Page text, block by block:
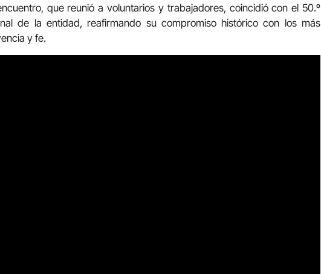
que reunió a voluntarios y trabajadores, coincidió con el 50.º
de la entidad, reafirmando su compromiso histórico con los más
y fe.